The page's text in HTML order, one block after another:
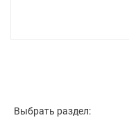
Выбрать раздел: